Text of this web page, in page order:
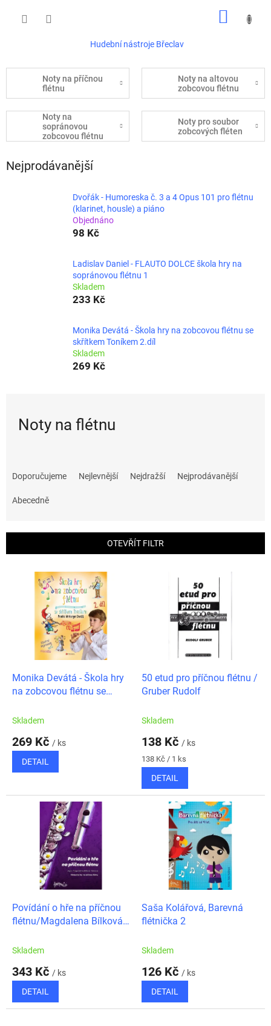
Hudební nástroje Břeclav
Noty na příčnou
flétnu
Noty na altovou
zobcovou flétnu
Noty na
sopránovou
zobcovou flétnu
Noty pro soubor
zobcových fléten
Nejprodávanější
Dvořák - Humoreska č. 3 a 4 Opus 101 pro flétnu
(klarinet, housle) a piáno
Objednáno
98 Kč
Ladislav Daniel - FLAUTO DOLCE škola hry na
sopránovou flétnu 1
Skladem
233 Kč
Monika Devátá - Škola hry na zobcovou flétnu se
skřítkem Toníkem 2.díl
Skladem
269 Kč
Noty na flétnu
r
Doporučujeme Nejlevnější Nejdražší Nejprodávanější
Abecedně
OTEVŘÍT FILTR
Monika Devátá - Škola hry
na zobcovou flétnu se
Skladem
269 Kč / ks
DETAIL
50 etud pro příčnou flétnu /
Gruber Rudolf
Skladem
138 Kč / ks
Měrná
cena:
138 Kč / 1 ks
DETAIL
Povídání o hře na příčnou
flétnu/Magdalena Bílková
Skladem
343 Kč / ks
DETAIL
Saša Kolářová, Barevná
flétnička 2
Skladem
126 Kč / ks
DETAIL